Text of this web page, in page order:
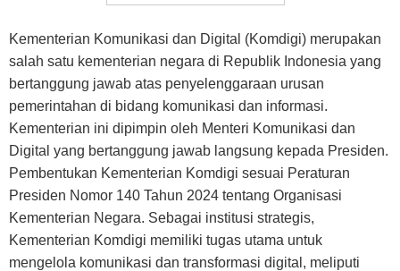
Kementerian Komunikasi dan Digital (Komdigi) merupakan
salah satu kementerian negara di Republik Indonesia yang
bertanggung jawab atas penyelenggaraan urusan
pemerintahan di bidang komunikasi dan informasi.
Kementerian ini dipimpin oleh Menteri Komunikasi dan
Digital yang bertanggung jawab langsung kepada Presiden.
Pembentukan Kementerian Komdigi sesuai Peraturan
Presiden Nomor 140 Tahun 2024 tentang Organisasi
Kementerian Negara. Sebagai institusi strategis,
Kementerian Komdigi memiliki tugas utama untuk
mengelola komunikasi dan transformasi digital, meliputi